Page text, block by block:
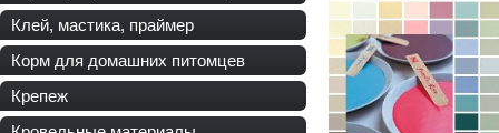
Клей, мастика, праймер
Корм для домашних питомцев
Крепеж